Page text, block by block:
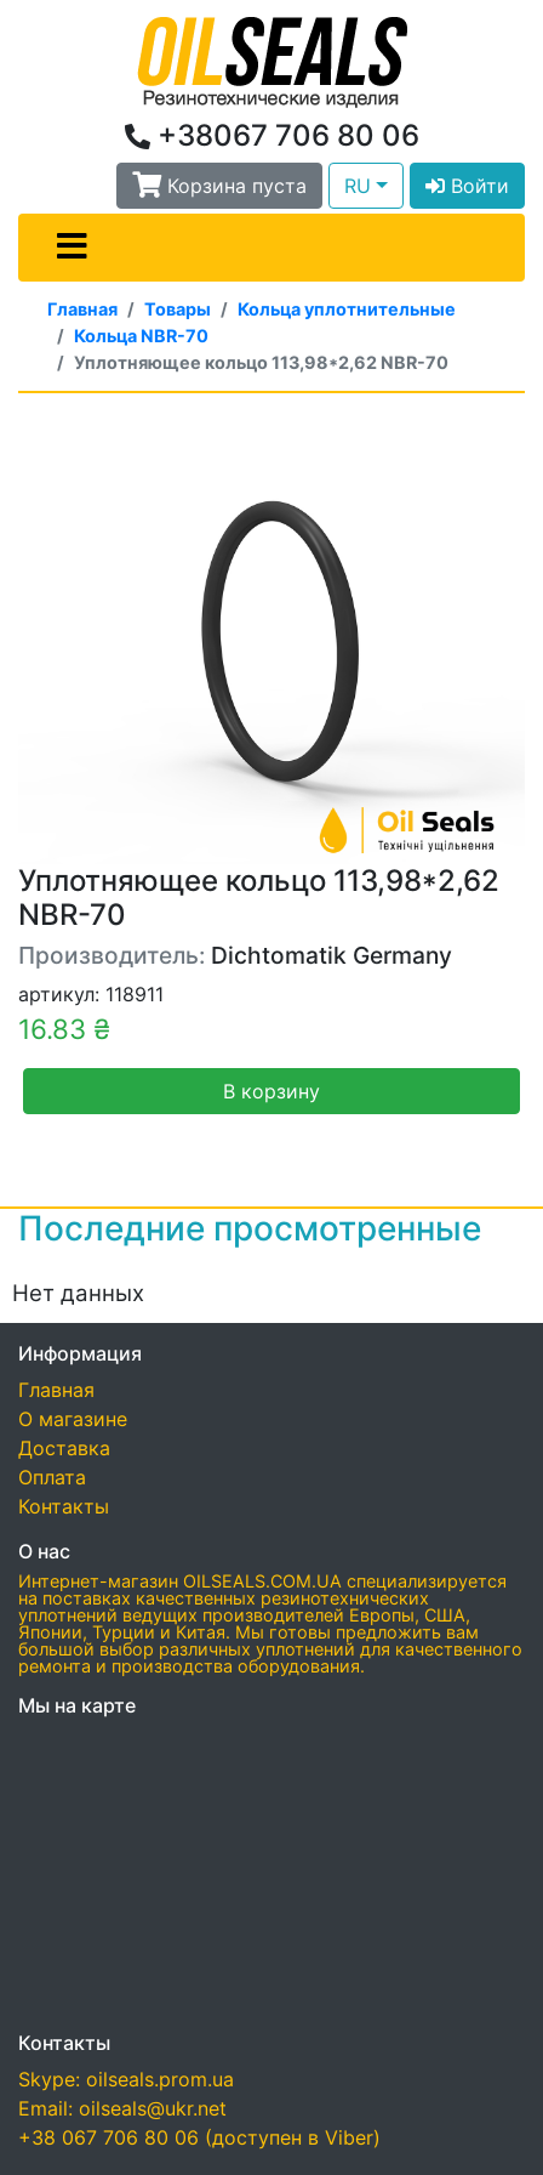
+38067 706 80 06
Корзина пуста RU Войти
Главная Товары
Кольца уплотнительные
Кольца NBR-70
Уплотняющее кольцо 113,98*2,62 NBR-70
Уплотняющее кольцо 113,98*2,62
NBR-70
Производитель: Dichtomatik Germany
артикул: 118911
16.83 ₴
В корзину
Последние просмотренные
Нет данных
Информация
Главная
О магазине
Доставка
Оплата
Контакты
О нас
Интернет-магазин OILSEALS.COM.UA специализируется
на поставках качественных резинотехнических
уплотнений ведущих производителей Европы, США,
Японии, Турции и Китая. Мы готовы предложить вам
большой выбор различных уплотнений для качественного
ремонта и производства оборудования.
Мы на карте
Контакты
Skype: oilseals.prom.ua
Email: oilseals@ukr.net
+38 067 706 80 06 (доступен в Viber)